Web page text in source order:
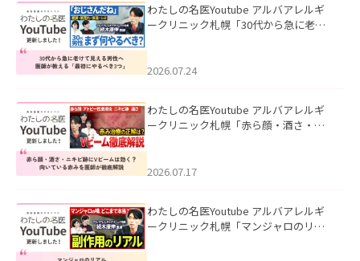
わたしの名医Youtube アルバアレルギ
ークリニック札幌「30代から急に老け
た。
2026.07.24
わたしの名医Youtube アルバアレルギ
ークリニック札幌「赤ら顔・酒さ・ニ
した。
2026.07.17
わたしの名医Youtube アルバアレルギ
ークリニック札幌「マンジャロのリア